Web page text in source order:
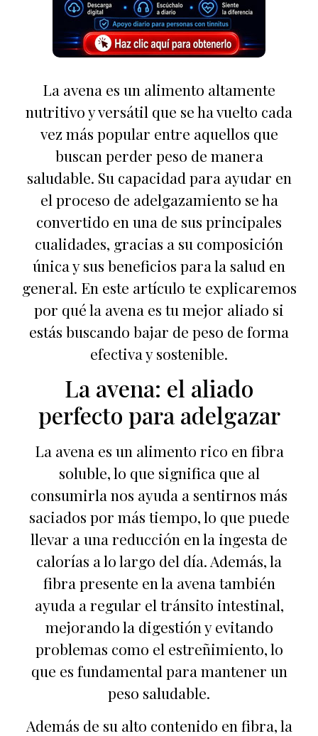
La avena es un alimento altamente
nutritivo y versátil que se ha vuelto cada
vez más popular entre aquellos que
buscan perder peso de manera
saludable. Su capacidad para ayudar en
el proceso de adelgazamiento se ha
convertido en una de sus principales
cualidades, gracias a su composición
única y sus beneficios para la salud en
general. En este artículo te explicaremos
por qué la avena es tu mejor aliado si
estás buscando bajar de peso de forma
efectiva y sostenible.
La avena: el aliado
perfecto para adelgazar
La avena es un alimento rico en fibra
soluble, lo que significa que al
consumirla nos ayuda a sentirnos más
saciados por más tiempo, lo que puede
llevar a una reducción en la ingesta de
calorías a lo largo del día. Además, la
fibra presente en la avena también
ayuda a regular el tránsito intestinal,
mejorando la digestión y evitando
problemas como el estreñimiento, lo
que es fundamental para mantener un
peso saludable.
Además de su alto contenido en fibra, la